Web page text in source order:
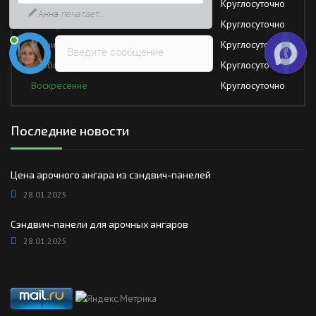
Среда
Круглосуточно
Круглосуточно
Пятница
Круглосуточно
Суббота
Круглосуточно
Воскресение
Круглосуточно
Последние новости
Цена арочного ангара из сэндвич-панелей
28.01.2025
Сэндвич-панели для арочных ангаров
28.01.2025
Введите сообщение
быстрее